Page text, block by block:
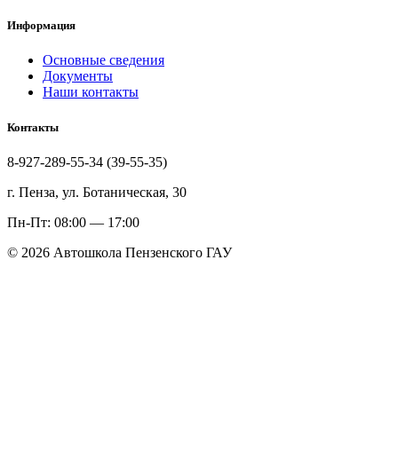
Информация
Основные сведения
Документы
Наши контакты
Контакты
8-927-289-55-34 (39-55-35)
г. Пенза, ул. Ботаническая, 30
Пн-Пт: 08:00 — 17:00
© 2026 Автошкола Пензенского ГАУ